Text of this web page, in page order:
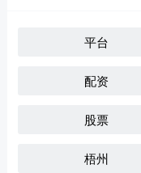
平台
配资
股票
梧州